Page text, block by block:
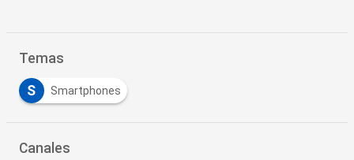
Temas
S Smartphones
Canales